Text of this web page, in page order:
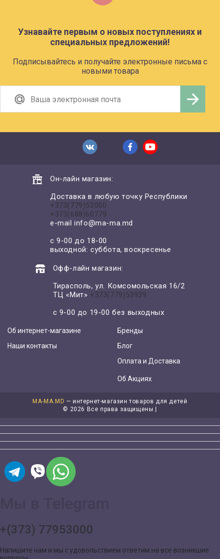
Узнавайте первым о новых поступлениях и
специальных предложений!
Подписывайтесь и получайте электронные письма с
новыми товара
Он-лайн магазин:
Доставка в любую точку Республики
+373(779)53000
+373(688)60779
e-mailinfo@ma-ma.md
с 9-00 до 18-00
выходной: суббота, воскресенье
Офф-лайн магазин:
Тирасполь, ул. Комсомольская 16/2
ТЦ «Мит» +373(779)53939
с 9-00 до 19-00 без выходных
Об интернет-магазине
Наши контакты
Бренды
Блог
Оплата и Доставка
Об Акциях
MA-MA.MD — интернет-магазин товаров для детей
© 2026 Все права защищены |
+(373) 77953000
Напишите нам и мы с удовольствием ответим на все возникшие